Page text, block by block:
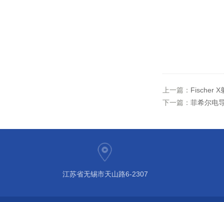
上一篇： Fischer X
下一篇： 菲希尔电
江苏省无锡市天山路6-2307